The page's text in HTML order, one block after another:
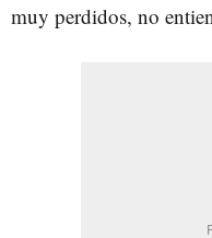
muy perdidos, no